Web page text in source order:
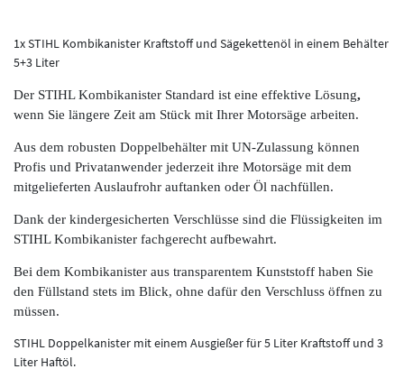
1x STIHL Kombikanister Kraftstoff und Sägekettenöl in einem Behälter
5+3 Liter
Der STIHL Kombikanister Standard ist eine effektive Lösung,
wenn Sie längere Zeit am Stück mit Ihrer Motorsäge arbeiten.
Aus dem robusten Doppelbehälter mit UN-Zulassung können
Profis und Privatanwender jederzeit ihre Motorsäge mit dem
mitgelieferten Auslaufrohr auftanken oder Öl nachfüllen.
Dank der kindergesicherten Verschlüsse sind die Flüssigkeiten im
STIHL Kombikanister fachgerecht aufbewahrt.
Bei dem Kombikanister aus transparentem Kunststoff haben Sie
den Füllstand stets im Blick, ohne dafür den Verschluss öffnen zu
müssen.
STIHL Doppelkanister mit einem Ausgießer für 5 Liter Kraftstoff und 3
Liter Haftöl.